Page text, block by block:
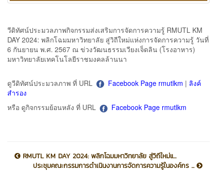
วีดิทัศน์ประมวลภาพกิจกรรมส่งเสริมการจัดการความรู้ RMUTL KM
DAY 2024: พลิกโฉมมหาวิทยาลัย สู่วิถีใหม่แห่งการจัดการความรู้ วันที่
6 กันยายน พ.ศ. 2567 ณ ข่วงวัฒนธรรมเวียงเจ็ดลิน (โรงอาหาร)
มหาวิทยาลัยเทคโนโลยีราชมงคลล้านนา
ดูวีดิทัศน์ประมวลภาพ ที่ URL Facebook Page rmutlkm | ลิงค์
สำรอง
หรือ ดูกิจกรรมย้อนหลัง ที่ URL
Facebook Page rmutlkm
RMUTL KM DAY 2024: พลิกโฉมมหาวิทยาลัย สู่วิถีใหม่แ...
ประชุมคณะกรรมการดำเนินงานการจัดการความรู้ในองค์กร ...